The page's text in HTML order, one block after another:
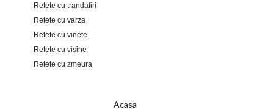
Retete cu trandafiri
Retete cu varza
Retete cu vinete
Retete cu visine
Retete cu zmeura
Acasa